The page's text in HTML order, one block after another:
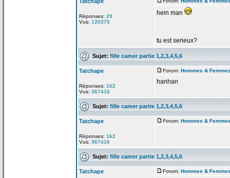
Réponses: 29
Vus: 120375
hein man
tu est serieux?
Sujet: fille camer partie 1,2,3,4,5,6
Tatchape
Réponses: 162
Vus: 367416
Forum: Hommes &
hanhan
Sujet: fille camer partie 1,2,3,4,5,6
Tatchape
Réponses: 162
Vus: 367416
Forum: Hommes &
Sujet: fille camer partie 1,2,3,4,5,6
Tatchape Forum: Hommes &